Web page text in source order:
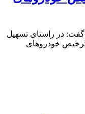
گفت: در راستای تسهیل
خودرو‌های